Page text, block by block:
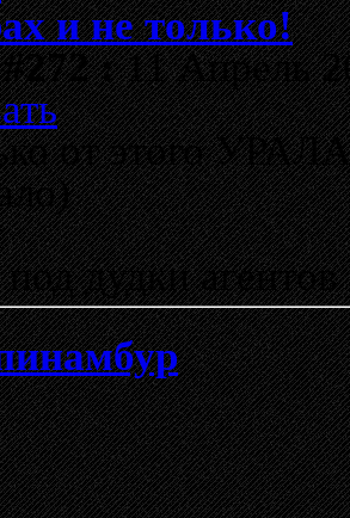
и не только!
:11 Апрель
от этого
дудки